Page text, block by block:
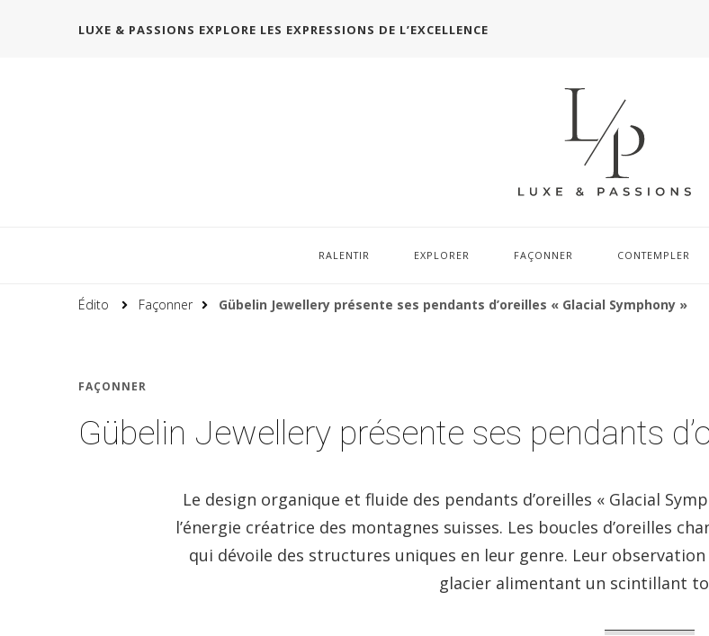
LUXE & PASSIONS EXPLORE LES EXPRESSIONS DE L’EXCELLENCE
RALENTIR EXPLORER FAÇONNER CONTEMPLER
Édito Façonner Gübelin Jewellery présente ses pendants d’oreilles « Glacial Symphony »
FAÇONNER
Gübelin Jewellery présente ses pendants
Le design organique et fluide des pendants d’oreilles « Glacial
l’énergie créatrice des montagnes suisses. Les boucles d’oreilles
qui dévoile des structures uniques en leur genre. Leur observation
glacier alimentant un scintillant